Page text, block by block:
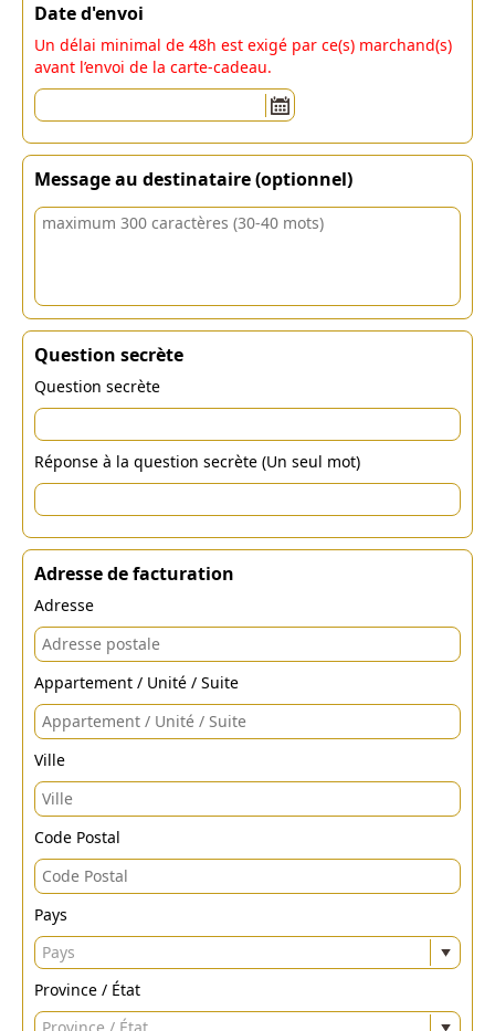
Date d'envoi
Un délai minimal de 48h est exigé par ce(s) marchand(s)
avant l’envoi de la carte-cadeau.
Message au destinataire (optionnel)
Question secrète
Question secrète
Réponse à la question secrète (Un seul mot)
Adresse de facturation
Adresse
Appartement / Unité / Suite
Ville
Code Postal
Pays
Pays
Province / État